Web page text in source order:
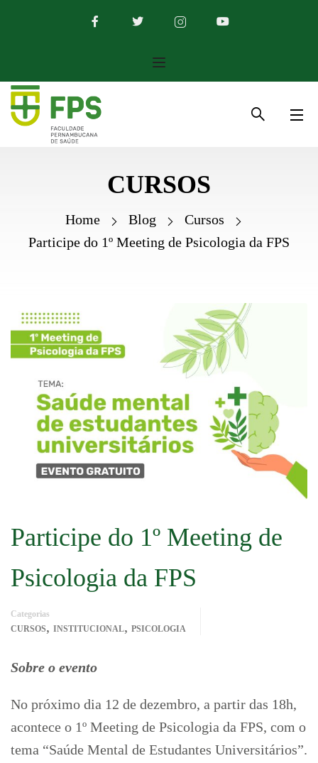
CURSOS
Home Blog
Cursos
Participe do 1º Meeting de Psicologia da FPS
Participe do 1º Meeting de
Psicologia da FPS
Categorias
CURSOS, INSTITUCIONAL, PSICOLOGIA
Sobre o evento
No próximo dia 12 de dezembro, a partir das 18h,
acontece o 1º Meeting de Psicologia da FPS, com o
tema “Saúde Mental de Estudantes Universitários”.